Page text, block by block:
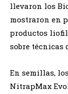
llevaron los
mostraron en
productos
sobre técnicas
En semillas,
NitrapMax